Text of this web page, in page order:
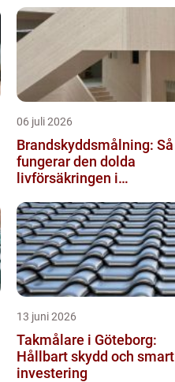
06 juli 2026
Brandskyddsmålning: Så
fungerar den dolda
livförsäkringen i
13 juni 2026
Takmålare i Göteborg:
Hållbart skydd och smart
investering